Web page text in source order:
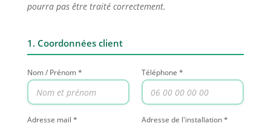
pourra pas être traité correctement.
1. Coordonnées client
Nom / Prénom * Téléphone *
Adresse mail * Adresse de l'installation *